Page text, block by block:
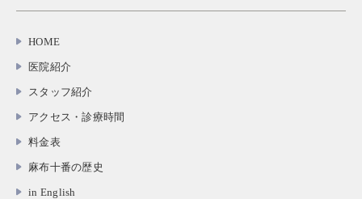
HOME
医院紹介
スタッフ紹介
アクセス・診療時間
料金表
麻布十番の歴史
in English